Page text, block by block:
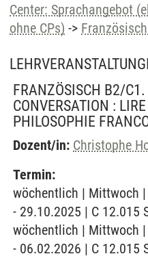
Center: Sprachangebot
ohne CPs) -> Französisch
FRANZÖSISCH B2/C1.
CONVERSATION :
PHILOSOPHIE
Dozent/in: Christophe
Termin:
wöchentlich | Mittwoch
- 29.10.2025 | C 12.015
wöchentlich | Mittwoch
- 06.02.2026 | C 12.015